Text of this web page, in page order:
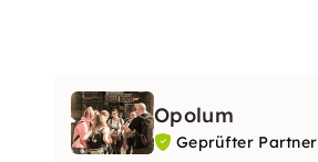
Opolum
Geprüfter Partner